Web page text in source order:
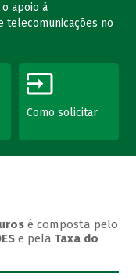
apoio à
telecomunicações no
Como solicitar
é composta pelo
e pelaTaxa do